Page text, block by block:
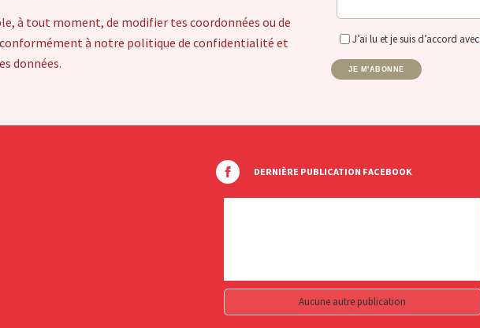
à tout moment, de modifier tes coordonnées ou de
à notre politique de confidentialité et
données.
J’ai lu et je suis d’accord avec
JE M'ABONNE
DERNIÈRE PUBLICATION FACEBOOK
Aucune autre publication